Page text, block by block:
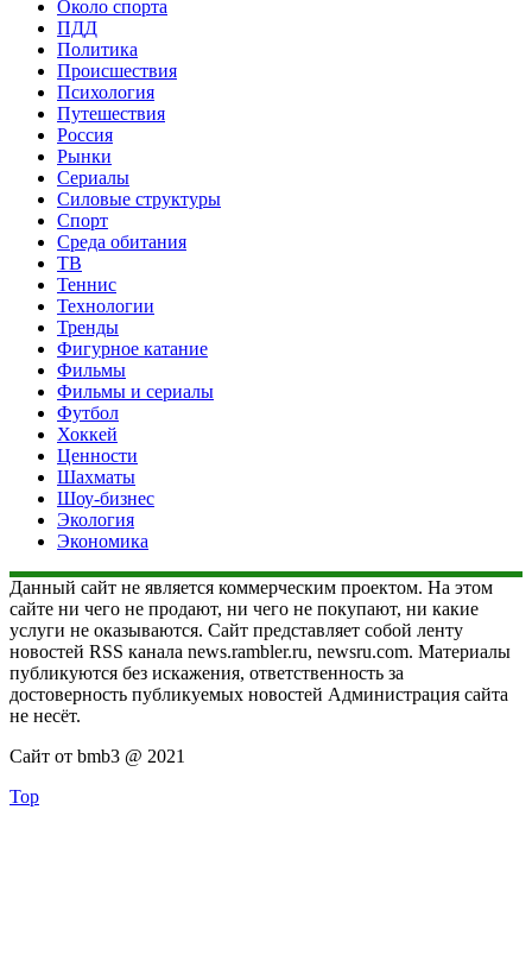
Около спорта
ПДД
Политика
Происшествия
Психология
Путешествия
Россия
Рынки
Сериалы
Силовые структуры
Спорт
Среда обитания
ТВ
Теннис
Технологии
Тренды
Фигурное катание
Фильмы
Фильмы и сериалы
Футбол
Хоккей
Ценности
Шахматы
Шоу-бизнес
Экология
Экономика
Данный сайт не является коммерческим проектом. На этом
сайте ни чего не продают, ни чего не покупают, ни какие
услуги не оказываются. Сайт представляет собой ленту
новостей RSS канала news.rambler.ru, newsru.com. Материалы
публикуются без искажения, ответственность за
достоверность публикуемых новостей Администрация сайта
не несёт.
Сайт от bmb3 @ 2021
Top